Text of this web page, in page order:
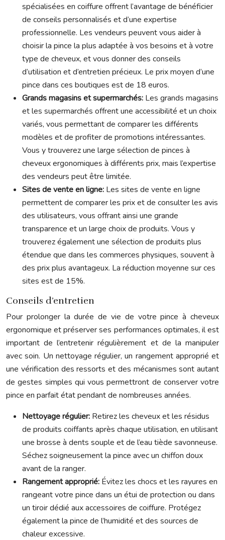
spécialisées en coiffure offrent l’avantage de bénéficier
de conseils personnalisés et d’une expertise
professionnelle. Les vendeurs peuvent vous aider à
choisir la pince la plus adaptée à vos besoins et à votre
type de cheveux, et vous donner des conseils
d’utilisation et d’entretien précieux. Le prix moyen d’une
pince dans ces boutiques est de 18 euros.
Grands magasins et supermarchés: Les grands magasins
et les supermarchés offrent une accessibilité et un choix
variés, vous permettant de comparer les différents
modèles et de profiter de promotions intéressantes.
Vous y trouverez une large sélection de pinces à
cheveux ergonomiques à différents prix, mais l’expertise
des vendeurs peut être limitée.
Sites de vente en ligne: Les sites de vente en ligne
permettent de comparer les prix et de consulter les avis
des utilisateurs, vous offrant ainsi une grande
transparence et un large choix de produits. Vous y
trouverez également une sélection de produits plus
étendue que dans les commerces physiques, souvent à
des prix plus avantageux. La réduction moyenne sur ces
sites est de 15%.
Conseils d’entretien
Pour prolonger la durée de vie de votre pince à cheveux
ergonomique et préserver ses performances optimales, il est
important de l’entretenir régulièrement et de la manipuler
avec soin. Un nettoyage régulier, un rangement approprié et
une vérification des ressorts et des mécanismes sont autant
de gestes simples qui vous permettront de conserver votre
pince en parfait état pendant de nombreuses années.
Nettoyage régulier: Retirez les cheveux et les résidus
de produits coiffants après chaque utilisation, en utilisant
une brosse à dents souple et de l’eau tiède savonneuse.
Séchez soigneusement la pince avec un chiffon doux
avant de la ranger.
Rangement approprié: Évitez les chocs et les rayures en
rangeant votre pince dans un étui de protection ou dans
un tiroir dédié aux accessoires de coiffure. Protégez
également la pince de l’humidité et des sources de
chaleur excessive.